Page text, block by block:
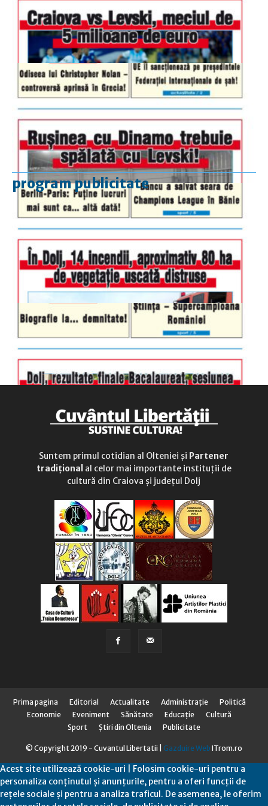
program publicitate
luni-vineri
9.00 - 17.00
duminică
9.00 - 12.00
Suntem primul cotidian al Olteniei și Partener
tradițional al celor mai importante instituții de
cultură din Craiova și județul Dolj
Prima pagina Editorial Actualitate Administraţie
Politică
Economie
Eveniment Sănătate Educaţie
Cultură
Sport
Știri din Oltenia Publicitate
© Copyright 2019 - Cuvantul Libertatii | Gazduire Web ITrom.ro
Acest site utilizează cookie-uri | Folosim cookie-uri pentru a
personaliza conținutul și anunțurile, pentru a oferi funcții de
rețele sociale și pentru a analiza traficul. De asemenea, le oferim